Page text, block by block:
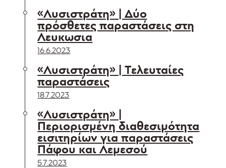
«Λυσιστράτη» | Δύο
πρόσθετες παραστάσεις στη
Λευκωσια
16.6.2023
«Λυσιστράτη» | Τελευταίες
παραστάσεις
18.7.2023
«Λυσιστράτη» |
Περιορισμένη διαθεσιμότητα
εισιτηρίων για παραστάσεις
Πάφου και Λεμεσού
5.7.2023